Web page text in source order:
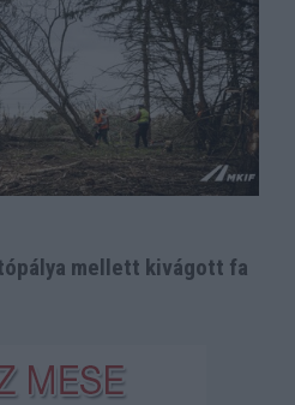
mellett kivágott fa